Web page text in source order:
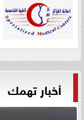
أخبار تهمك